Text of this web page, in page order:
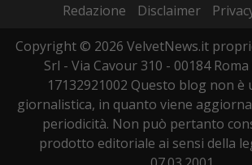
Redazione Disclaimer
Copyright © 2026 VelvetNews.it
Srl - Via Cavour 310 - 00184 Roma
17132921002 Questo blog non è
giornalistica, in quanto viene
periodicità. Non può pertanto
prodotto editoriale ai sensi della